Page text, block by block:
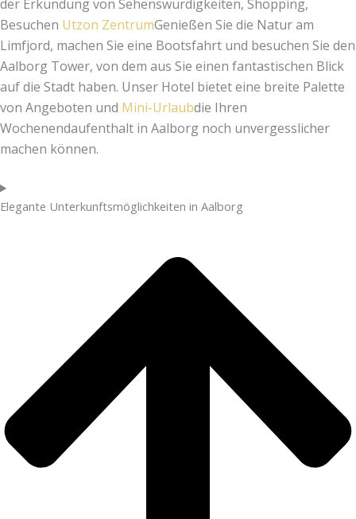
der Erkundung von Sehenswürdigkeiten, Shopping,
Besuchen Utzon ZentrumGenießen Sie die Natur am
Limfjord, machen Sie eine Bootsfahrt und besuchen Sie den
Aalborg Tower, von dem aus Sie einen fantastischen Blick
auf die Stadt haben. Unser Hotel bietet eine breite Palette
von Angeboten und Mini-Urlaubdie Ihren
Wochenendaufenthalt in Aalborg noch unvergesslicher
machen können.
Elegante Unterkunftsmöglichkeiten in Aalborg